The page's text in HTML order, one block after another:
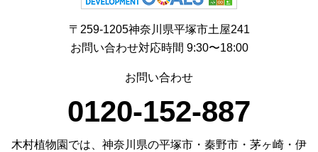
〒259-1205神奈川県平塚市土屋241
お問い合わせ対応時間 9:30〜18:00
お問い合わせ
0120-152-887
木村植物園では、神奈川県の平塚市・秦野市・茅ヶ崎・伊